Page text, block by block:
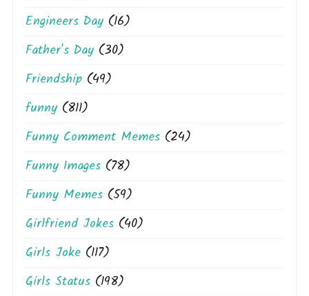
Engineers Day (16)
Father's Day (30)
Friendship (49)
funny (811)
Funny Comment Memes (24)
Funny Images (78)
Funny Memes (59)
Girlfriend Jokes (40)
Girls Joke (117)
Girls Status (198)